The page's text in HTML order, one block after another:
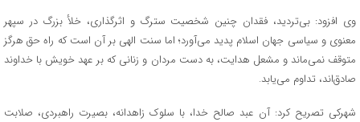
وی افزود: بی‌تردید، فقدان چنین شخصیت سترگ و اثرگذاری، خلأ بزرگ در سپهر
معنوی و سیاسی جهان اسلام پدید می‌آورد؛ اما سنت الهی بر آن است که راه حق هرگز
متوقف نمی‌ماند و مشعل هدایت، به دست مردان و زنانی که بر عهد خویش با خداوند
صادق‌اند، تداوم می‌یابد.
شهرکی تصریح کرد: آن عبد صالح خدا، با سلوک زاهدانه، بصیرت راهبردی، صلابت